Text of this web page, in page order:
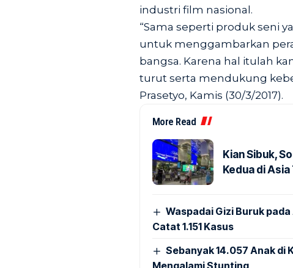
industri film nasional.
“Sama seperti produk seni
untuk menggambarkan
bangsa. Karena hal itulah
turut serta mendukung
Prasetyo, Kamis (30/3/2017).
More Read
Kian Sibuk,
Kedua di
Waspadai Gizi Buruk
Catat 1.151 Kasus
Sebanyak 14.057 Anak
Mengalami Stunting